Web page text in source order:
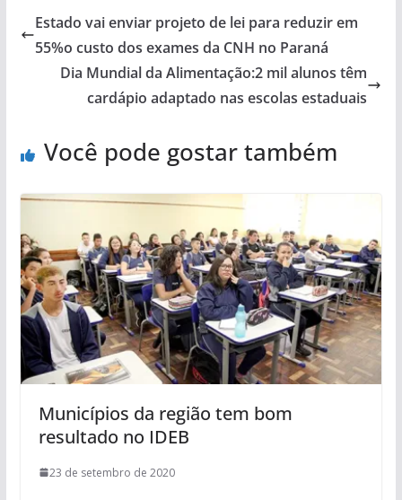
Estado vai enviar projeto de lei para reduzir em
55%o custo dos exames da CNH no Paraná
Dia Mundial da Alimentação:2 mil alunos têm
cardápio adaptado nas escolas estaduais
Você pode gostar também
Municípios da região tem bom
resultado no IDEB
23 de setembro de 2020